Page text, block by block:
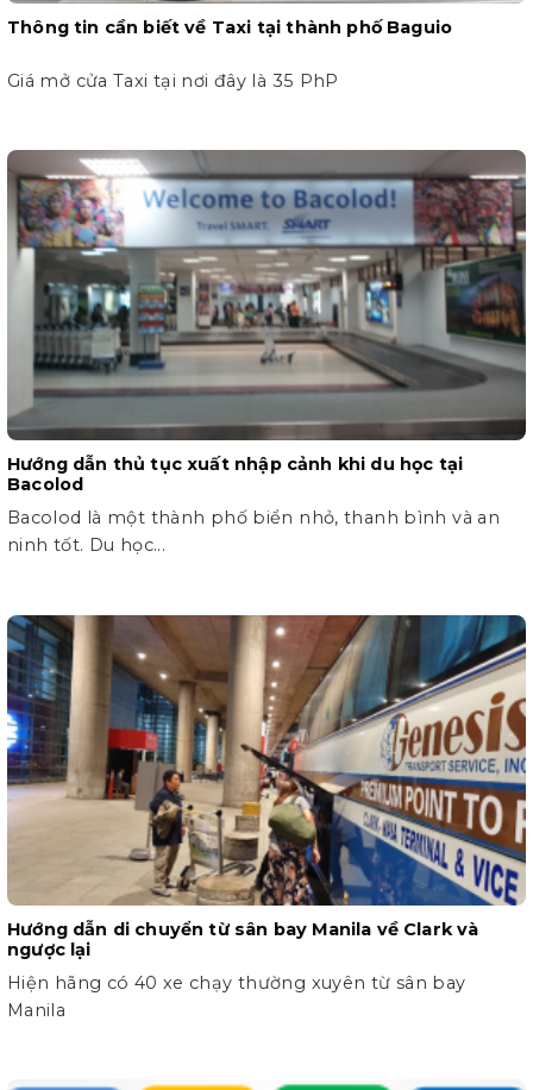
Thông tin cần biết về Taxi tại thành phố Baguio
Giá mở cửa Taxi tại nơi đây là 35 PhP
Hướng dẫn thủ tục xuất nhập cảnh khi du học tại
Bacolod
Bacolod là một thành phố biển nhỏ, thanh bình và an
ninh tốt. Du học...
Hướng dẫn di chuyển từ sân bay Manila về Clark và
ngược lại
Hiện hãng có 40 xe chạy thường xuyên từ sân bay
Manila